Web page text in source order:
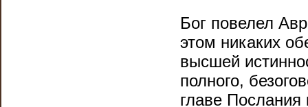
Бог повелел
этом никаких
высшей
полного,
главе Послания